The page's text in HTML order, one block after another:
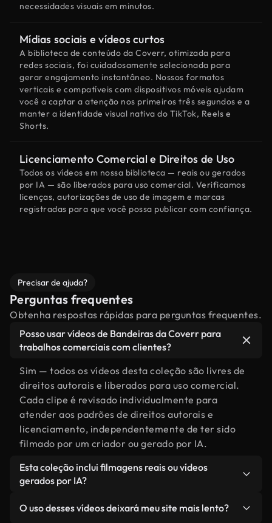
necessidades visuais em minutos.
Mídias sociais e vídeos curtos
A biblioteca de conteúdo da Coverr, otimizada para
redes sociais, foi cuidadosamente selecionada para
gerar engajamento instantâneo. Nossos formatos
verticais e compatíveis com dispositivos móveis ajudam
você a captar a atenção nos primeiros três segundos e a
manter a identidade visual nativa do TikTok, Reels e
Shorts.
Licenciamento Comercial e Direitos de Uso
Todos os vídeos em nossa biblioteca — reais ou gerados
por IA — são liberados para uso comercial. Verificamos
licenças, autorizações de uso de imagem e marcas
registradas para que você possa publicar com confiança.
Precisar de ajuda?
Perguntas frequentes
Obtenha respostas rápidas para perguntas frequentes.
Posso usar vídeos de Bandeiras da Coverr para
trabalhos comerciais com clientes?
Sim — todos os vídeos desta coleção são livres de
direitos autorais e liberados para uso comercial.
Cada clipe é revisado individualmente para
atender aos padrões de direitos autorais e
licenciamento, independentemente de ter sido
filmado por um criador ou gerado por IA.
Esta coleção inclui filmagens reais ou vídeos
gerados por IA?
por filmagens reais, feitas por humanos,
O uso desses vídeos deixará meu site mais lento?